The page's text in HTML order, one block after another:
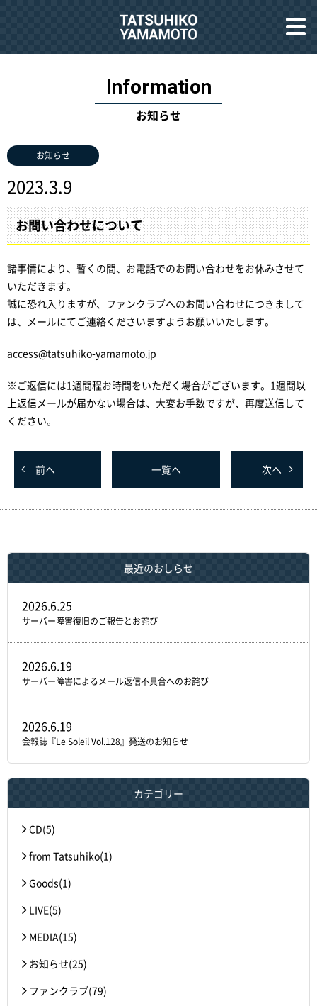
お知らせ
お知らせ
2023.3.9
お問い合わせについて
諸事情により、暫くの間、お電話でのお問い合わせをお休みさせて
いただきます。
誠に恐れ入りますが、ファンクラブへのお問い合わせにつきまして
は、メールにてご連絡くださいますようお願いいたします。
access@tatsuhiko-yamamoto.jp
※ご返信には1週間程お時間をいただく場合がございます。1週間以
上返信メールが届かない場合は、大変お手数ですが、再度送信して
ください。
前へ 一覧へ 次へ
最近のおしらせ
2026.6.25
サーバー障害復旧のご報告とお詫び
2026.6.19
サーバー障害によるメール返信不具合へのお詫び
2026.6.19
会報誌『Le Soleil Vol.128』発送のお知らせ
カテゴリー
CD(5)
from Tatsuhiko(1)
Goods(1)
LIVE(5)
MEDIA(15)
お知らせ(25)
ファンクラブ(79)